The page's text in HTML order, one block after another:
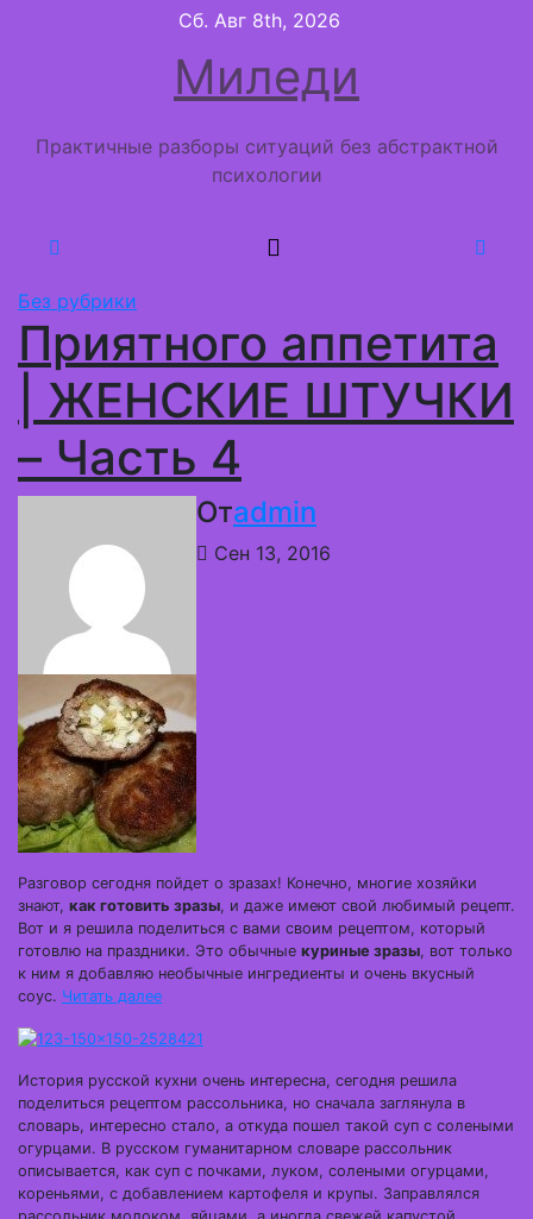
Сб. Авг 8th, 2026
Миледи
Практичные разборы ситуаций без абстрактной
психологии
Без рубрики
Приятного аппетита
| ЖЕНСКИЕ ШТУЧКИ
– Часть 4
Отadmin
Сен 13, 2016
Разговор сегодня пойдет о зразах! Конечно, многие хозяйки
знают, как готовить зразы, и даже имеют свой любимый рецепт.
Вот и я решила поделиться с вами своим рецептом, который
готовлю на праздники. Это обычные куриные зразы, вот только
к ним я добавляю необычные ингредиенты и очень вкусный
соус. Читать далее
История русской кухни очень интересна, сегодня решила
поделиться рецептом рассольника, но сначала заглянула в
словарь, интересно стало, а откуда пошел такой суп с солеными
огурцами. В русском гуманитарном словаре рассольник
описывается, как суп с почками, луком, солеными огурцами,
кореньями, с добавлением картофеля и крупы. Заправлялся